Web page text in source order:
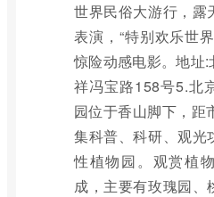
世界民俗大游行，露
表演，“特别欢乐世
惊险动感电影。地址
祥冯宝路158号5.北
园位于香山脚下，距
集科普、科研、观光
性植物园。观赏植
成，主要有玫瑰园、